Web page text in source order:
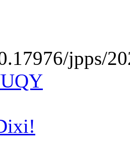
jpps/